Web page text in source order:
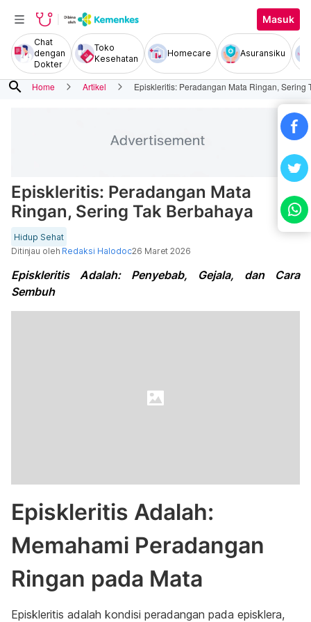
Masuk
Chat
dengan
Dokter
Toko
Kesehatan
Homecare Asuransiku
search Home Artikel Episkleritis: Peradangan Mata Ringan, Sering
Episkleritis: Peradangan Mata
Ringan, Sering Tak Berbahaya
Hidup Sehat
Ditinjau oleh Redaksi Halodoc26 Maret 2026
Episkleritis Adalah: Penyebab, Gejala, dan Cara
Sembuh
Episkleritis Adalah:
Memahami Peradangan
Ringan pada Mata
Episkleritis adalah kondisi peradangan pada episklera,